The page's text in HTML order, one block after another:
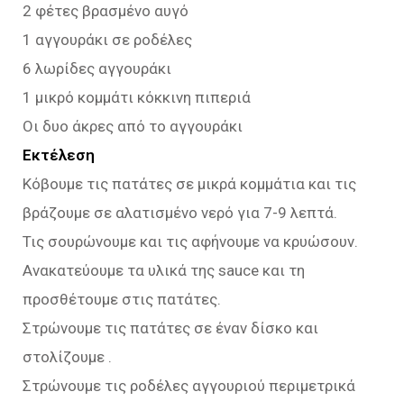
2 φέτες βρασμένο αυγό
1 αγγουράκι σε ροδέλες
6 λωρίδες αγγουράκι
1 μικρό κομμάτι κόκκινη πιπεριά
Οι δυο άκρες από το αγγουράκι
Εκτέλεση
Κόβουμε τις πατάτες σε μικρά κομμάτια και τις
βράζουμε σε αλατισμένο νερό για 7-9 λεπτά.
Τις σουρώνουμε και τις αφήνουμε να κρυώσουν.
Ανακατεύουμε τα υλικά της sauce και τη
προσθέτουμε στις πατάτες.
Στρώνουμε τις πατάτες σε έναν δίσκο και
στολίζουμε .
Στρώνουμε τις ροδέλες αγγουριού περιμετρικά